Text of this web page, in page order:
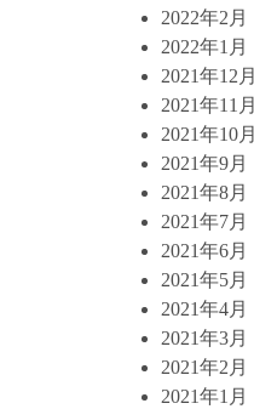
2022年2月
2022年1月
2021年12月
2021年11月
2021年10月
2021年9月
2021年8月
2021年7月
2021年6月
2021年5月
2021年4月
2021年3月
2021年2月
2021年1月